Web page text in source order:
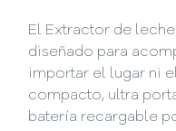
El Extractor de
diseñado para
importar el lugar ni
compacto, ultra
batería recargable